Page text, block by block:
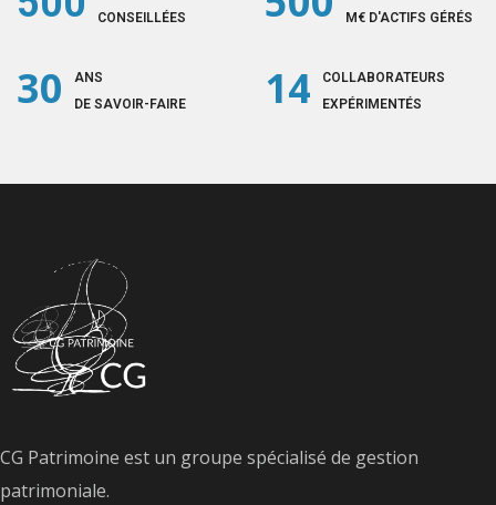
CONSEILLÉES
M€ D'ACTIFS GÉRÉS
30
ANS
DE SAVOIR-FAIRE
14
COLLABORATEURS
EXPÉRIMENTÉS
CG Patrimoine est un groupe spécialisé de gestion
patrimoniale.